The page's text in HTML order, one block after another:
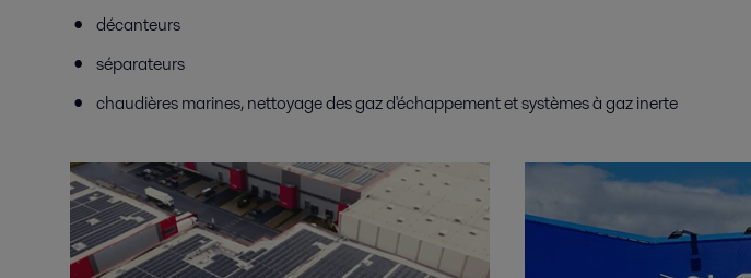
décanteurs
séparateurs
chaudières marines, nettoyage des gaz d'échappement et systèmes à gaz inerte